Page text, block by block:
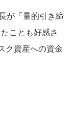
が「量的引き締
ことも好感さ
ク資産への資金